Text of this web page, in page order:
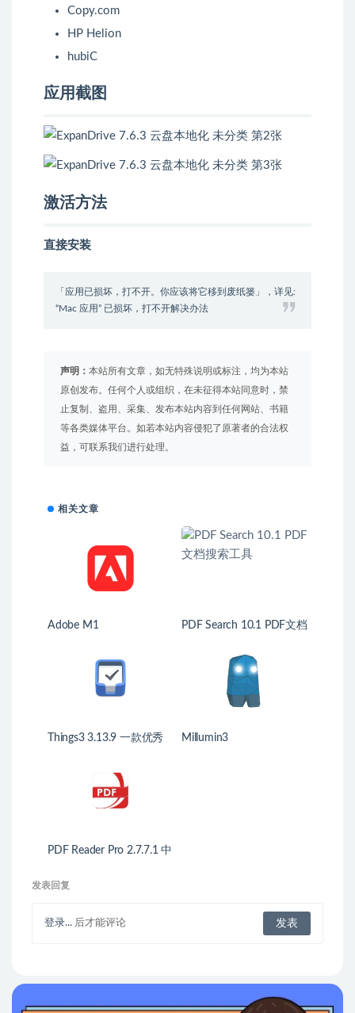
Copy.com
HP Helion
hubiC
应用截图
激活方法
直接安装
「应用已损坏，打不开。你应该将它移到废纸篓」，详见:
“Mac 应用” 已损坏，打不开解决办法
声明： 本站所有文章，如无特殊说明或标注，均为本站
原创发布。任何个人或组织，在未征得本站同意时，禁
止复制、盗用、采集、发布本站内容到任何网站、书籍
等各类媒体平台。如若本站内容侵犯了原著者的合法权
益，可联系我们进行处理。
相关文章
Adobe M1
PDF Search 10.1 PDF文档
Things3 3.13.9 一款优秀
Millumin3
PDF Reader Pro 2.7.7.1 中
注/OCR/转换工具
发表回复
登录... 后才能评论